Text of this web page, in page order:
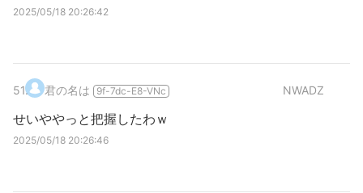
2025/05/18 20:26:42
51. 君の名は 9f-7dc-E8-VNc NWADZ
せいややっと把握したわｗ
2025/05/18 20:26:46